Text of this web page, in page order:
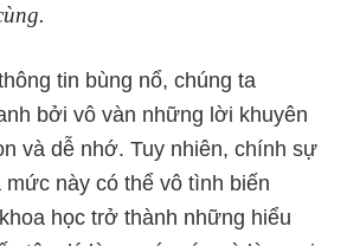
tin bùng nổ, chúng ta
bởi vô vàn những lời khuyên
và dễ nhớ. Tuy nhiên, chính sự
này có thể vô tình biến
học trở thành những hiểu